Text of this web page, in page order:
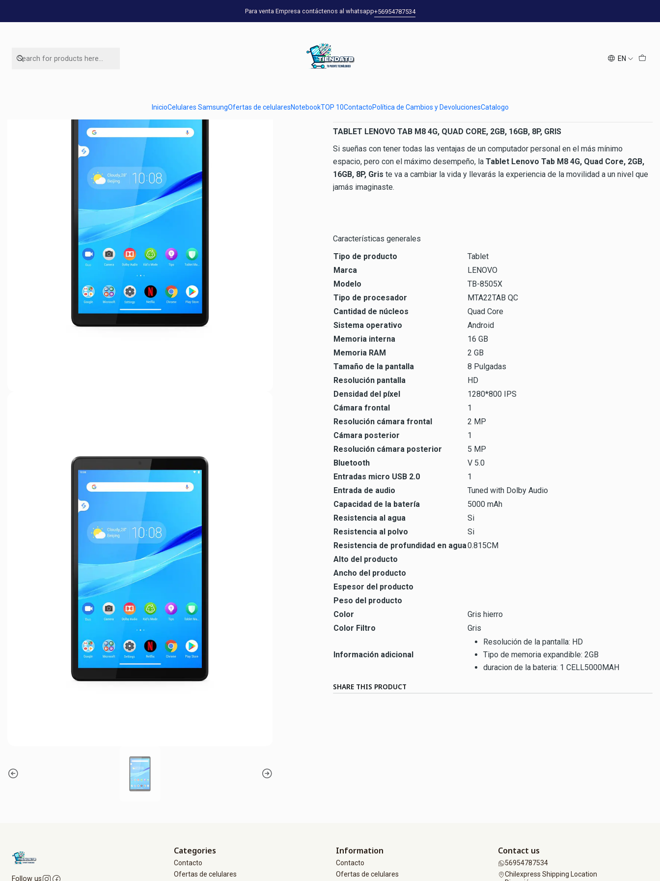
EN
InicioCelulares SamsungOfertas de celularesNotebookTOP 10ContactoPolítica de Cambios y DevolucionesCatalogo
Para venta Empresa contáctenos al whatsapp+56954787534
Tablet Tablet Lenovo Tab M8 HD LTE Quad Core 2GB 16GB
Tablet Lenovo Tab M8 HD LTE Quad Core
2GB 16GB
TABLET LENOVO TAB M8 4G, QUAD CORE, 2GB, 16GB, 8P, GRIS
Si sueñas con tener todas las ventajas de un computador personal en el más mínimo
espacio, pero con el máximo desempeño, la Tablet Lenovo Tab M8 4G, Quad Core, 2GB,
16GB, 8P, Gris te va a cambiar la vida y llevarás la experiencia de la movilidad a un nivel que
jamás imaginaste.
Características generales
Tipo de producto
Tablet
Marca
LENOVO
Modelo
TB-8505X
Tipo de procesador
MTA22TAB QC
Cantidad de núcleos
Quad Core
Sistema operativo
Android
Memoria interna
16 GB
Memoria RAM
2 GB
Tamaño de la pantalla
8 Pulgadas
Resolución pantalla
HD
Densidad del píxel
1280*800 IPS
Cámara frontal
1
Resolución cámara frontal
2 MP
Cámara posterior
1
Resolución cámara posterior
5 MP
Bluetooth
V 5.0
Entradas micro USB 2.0
1
Entrada de audio
Tuned with Dolby Audio
Capacidad de la batería
5000 mAh
Resistencia al agua
Si
Resistencia al polvo
Si
Resistencia de profundidad en agua0.815CM
Alto del producto
Ancho del producto
Espesor del producto
Peso del producto
Color
Gris hierro
Color Filtro
Gris
Información adicional
Resolución de la pantalla: HD
Tipo de memoria expandible: 2GB
duracion de la bateria: 1 CELL5000MAH
SHARE THIS PRODUCT
Follow us
Categories
Contacto
Ofertas de celulares
Information
Contacto
Ofertas de celulares
Contact us
56954787534
Chilexpress Shipping Location